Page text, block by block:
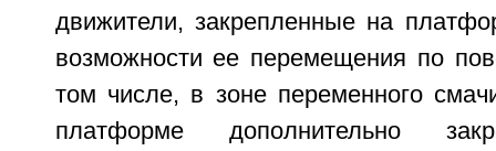
движители, закрепленные на
возможности ее перемещения по
том числе, в зоне переменного
платформе дополнительно